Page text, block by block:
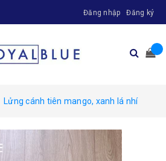
Đăng nhập Đăng ký
Lửng cánh tiên mango, xanh lá nhí